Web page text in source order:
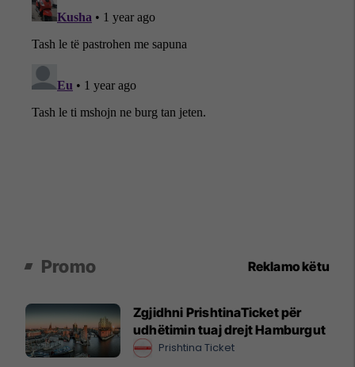
Promo Reklamo këtu
Zgjidhni PrishtinaTicket për
udhëtimin tuaj drejt Hamburgut
Prishtina Ticket